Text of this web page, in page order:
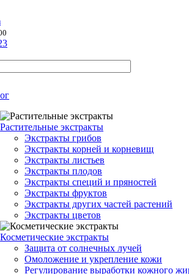
Растительные экстракты
Экстракты грибов
Экстракты корней и корневищ
Экстракты листьев
Экстракты плодов
Экстракты специй и пряностей
Экстракты фруктов
Экстракты других частей растений
Экстракты цветов
Косметические экстракты
Защита от солнечных лучей
Омоложение и укрепление кожи
Регулирование выработки кожного